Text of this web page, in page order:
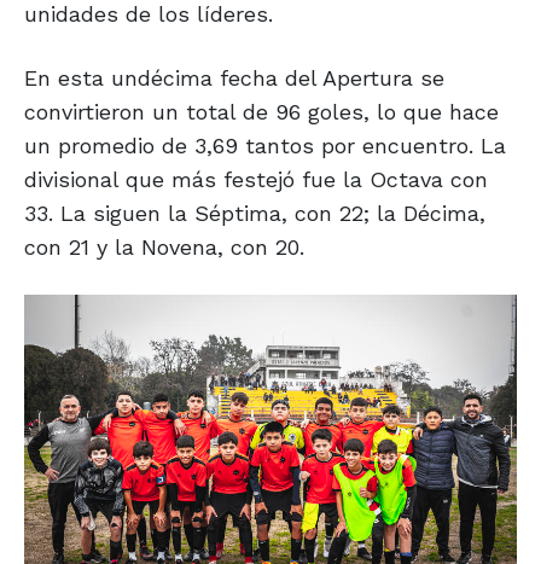
unidades de los líderes.
En esta undécima fecha del Apertura se
convirtieron un total de 96 goles, lo que hace
un promedio de 3,69 tantos por encuentro. La
divisional que más festejó fue la Octava con
33. La siguen la Séptima, con 22; la Décima,
con 21 y la Novena, con 20.